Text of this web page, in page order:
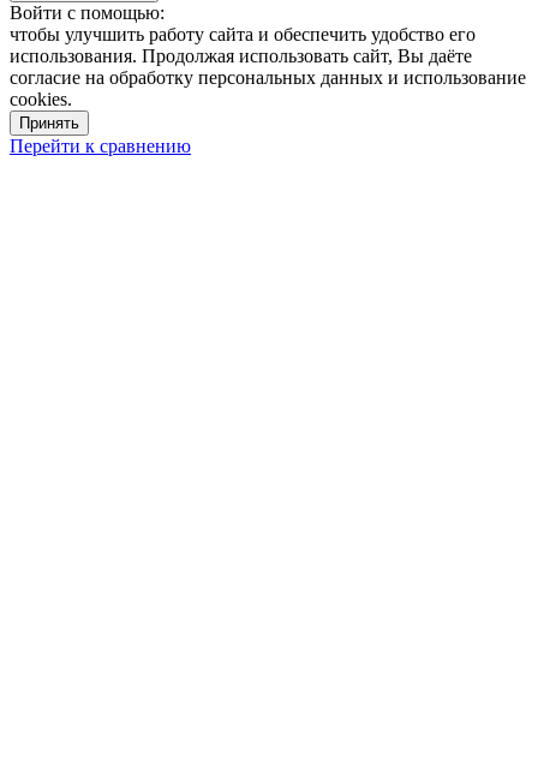
Войти с помощью:
чтобы улучшить работу сайта и обеспечить удобство его
использования. Продолжая использовать сайт, Вы даёте
согласие на обработку персональных данных и использование
cookies.
Принять
Перейти к сравнению